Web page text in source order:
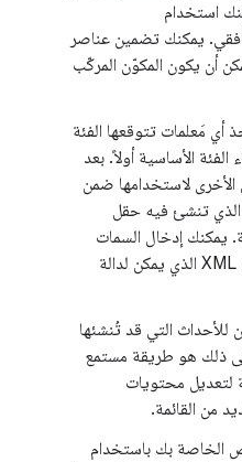
استخدام
يمكنك تضمين عناصر
أن يكون المكوّن المركّب
أي مَعلمات تتوقعها الفئة
الفئة الأساسية أولاً. بعد
لاستخدامها ضمن
الذي تنشئ فيه حقل
يمكنك إدخال السمات
والمَعلمات الخاصة بك في ملف XML الذي يمكن لدالة
للأحداث التي قد تُنشئها
ذلك هو طريقة مستمع
لتعديل محتويات
من القائمة.
الخاصة بك باستخدام